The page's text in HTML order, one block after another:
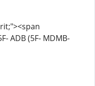
ADB (5F- MDMB-